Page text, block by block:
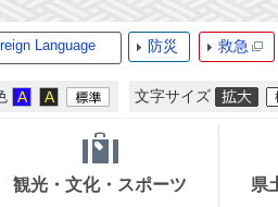
Language 防災 救急
文字サイズ
観光・文化・スポーツ 県